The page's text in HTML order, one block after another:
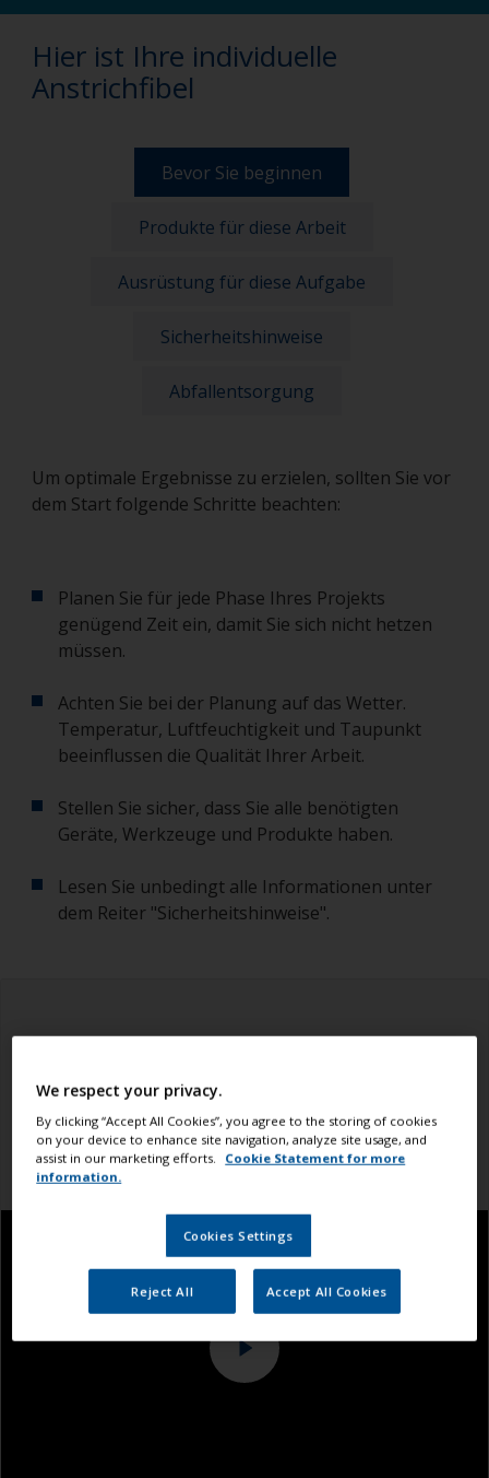
Hier ist Ihre individuelle
Anstrichfibel
Bevor Sie beginnen
Produkte für diese Arbeit
Ausrüstung für diese Aufgabe
Sicherheitshinweise
Abfallentsorgung
Um optimale Ergebnisse zu erzielen, sollten Sie vor
dem Start folgende Schritte beachten:
Planen Sie für jede Phase Ihres Projekts
genügend Zeit ein, damit Sie sich nicht hetzen
müssen.
Achten Sie bei der Planung auf das Wetter.
Temperatur, Luftfeuchtigkeit und Taupunkt
beeinflussen die Qualität Ihrer Arbeit.
Stellen Sie sicher, dass Sie alle benötigten
Geräte, Werkzeuge und Produkte haben.
Lesen Sie unbedingt alle Informationen unter
dem Reiter "Sicherheitshinweise".
We respect your privacy.
By clicking “Accept All Cookies”, you agree to the storing of cookies
on your device to enhance site navigation, analyze site usage, and
assist in our marketing efforts.
Cookie Statement for more
information.
Cookies Settings
Reject All Accept All Cookies